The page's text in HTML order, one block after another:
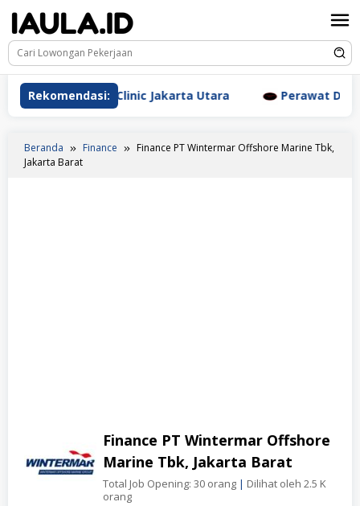
konten
Rekomendasi:
Aesthetic Clinic Jakarta Utara Perawat Dr. Triyanti
Beranda Finance
Finance PT Wintermar Offshore Marine Tbk,
Jakarta Barat
Finance PT Wintermar Offshore
Marine Tbk, Jakarta Barat
Total Job Opening: 30 orang | Dilihat oleh 2.5 K
orang